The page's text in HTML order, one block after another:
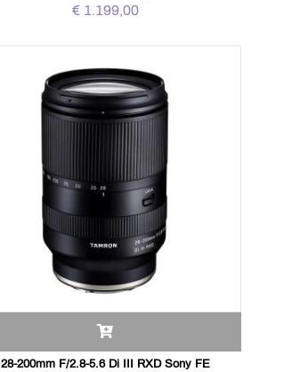
€ 1.199,00
28-200mm F/2.8-5.6 Di III RXD Sony FE